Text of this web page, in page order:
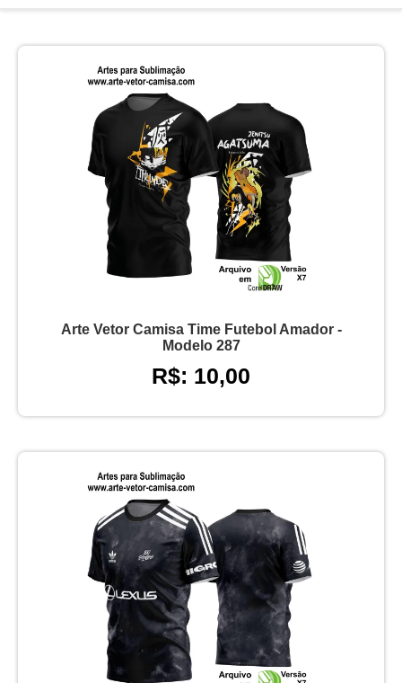
Arte Vetor Camisa Time Futebol Amador -
Modelo 287
R$: 10,00